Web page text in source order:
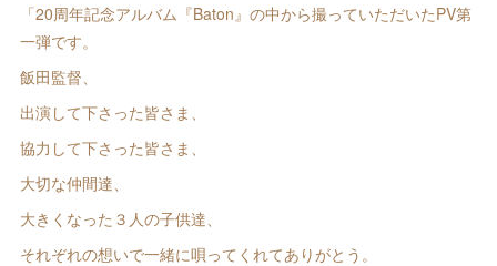
「20周年記念アルバム『Baton』の中から撮っていただいたPV第
一弾です。
飯田監督、
出演して下さった皆さま、
協力して下さった皆さま、
大切な仲間達、
大きくなった３人の子供達、
それぞれの想いで一緒に唄ってくれてありがとう。